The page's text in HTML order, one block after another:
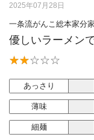
2025年07月28日
一条流がんこ総本家分
優しいラーメン
あっさり
薄味
細麺